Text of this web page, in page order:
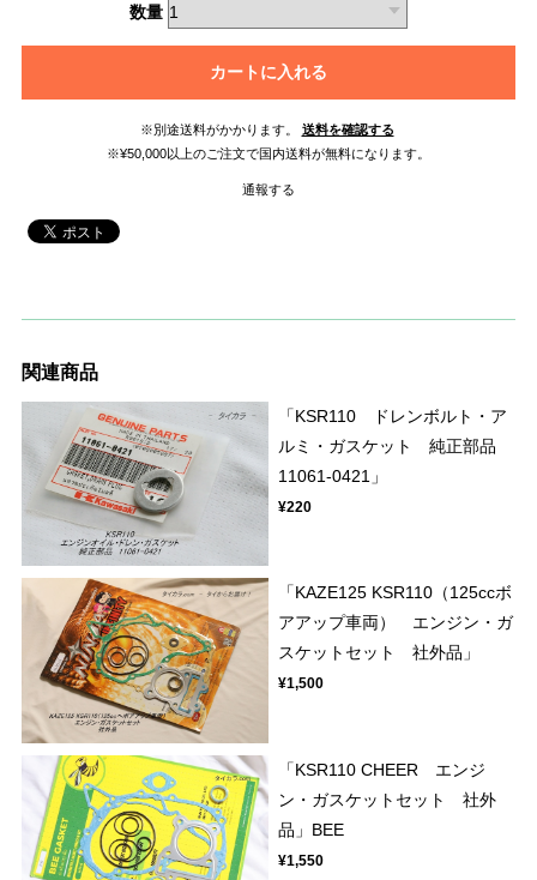
数量
カートに入れる
※別途送料がかかります。
送料を確認する
※¥50,000以上のご注文で国内送料が無料になります。
通報する
関連商品
「KSR110 ドレンボルト・ア
ルミ・ガスケット 純正部品
11061-0421」
¥220
「KAZE125 KSR110（125ccボ
アアップ車両） エンジン・ガ
スケットセット 社外品」
¥1,500
「KSR110 CHEER エンジ
ン・ガスケットセット 社外
品」BEE
¥1,550